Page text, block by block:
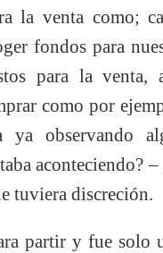
la venta como;
fondos para
para la venta,
como por
observando
aconteciendo?
tuviera discreción.
partir y fue solo